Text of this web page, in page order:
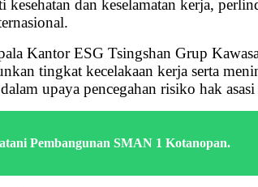
dan keselamatan kerja,
Kantor ESG Tsingshan Grup
tingkat kecelakaan kerja serta
upaya pencegahan risiko hak
Pembangunan SMAN 1 Kotanopan.